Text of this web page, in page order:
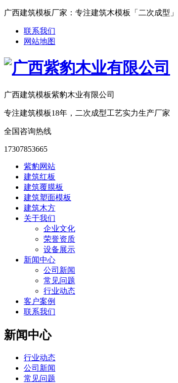
广西建筑模板厂家：专注建筑木模板「二次成型
联系我们
网站地图
广西建筑模板紫豹木业有限公司
专注建筑模板18年，二次成型工艺实力生产厂家
全国咨询热线
17307853665
紫豹网站
建筑红板
建筑覆膜板
建筑塑面模板
建筑木方
关于我们
企业文化
荣誉资质
设备展示
新闻中心
公司新闻
常见问题
行业动态
客户案例
联系我们
新闻中心
行业动态
公司新闻
常见问题